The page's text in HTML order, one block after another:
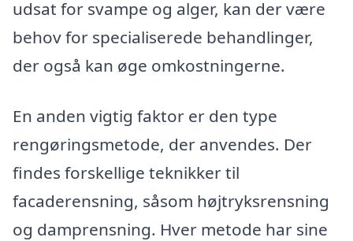
udsat for svampe og alger, kan der være
behov for specialiserede behandlinger,
der også kan øge omkostningerne.
En anden vigtig faktor er den type
rengøringsmetode, der anvendes. Der
findes forskellige teknikker til
facaderensning, såsom højtryksrensning
og damprensning. Hver metode har sine